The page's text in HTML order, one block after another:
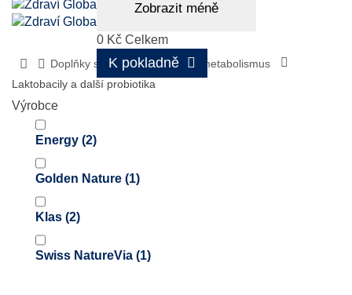
Zobrazit méně
0 Kč Celkem
K pokladně
Doplňky stravy
Trávení a metabolismus
Laktobacily a další probiotika
Výrobce
Energy (2)
Golden Nature (1)
Klas (2)
Swiss NatureVia (1)